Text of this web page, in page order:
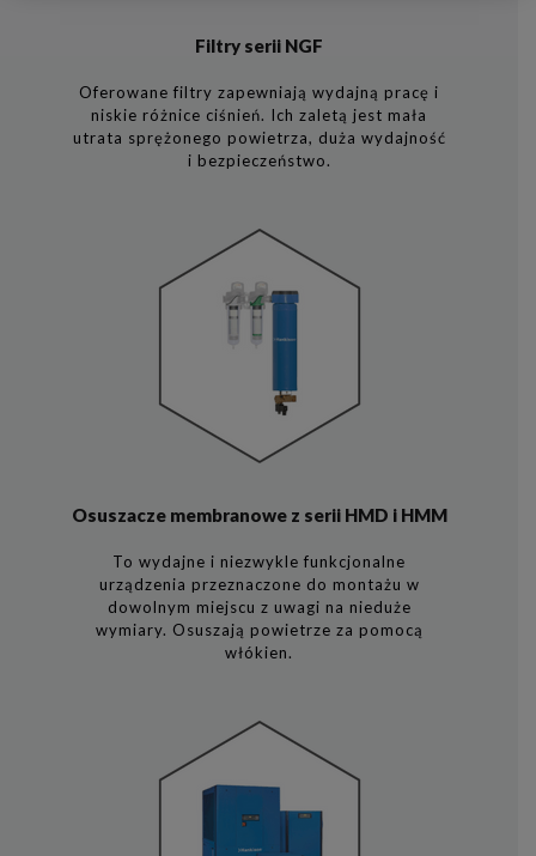
Filtry serii NGF
Oferowane filtry zapewniają wydajną pracę i
niskie różnice ciśnień. Ich zaletą jest mała
utrata sprężonego powietrza, duża wydajność
i bezpieczeństwo.
Osuszacze membranowe z serii HMD i HMM
To wydajne i niezwykle funkcjonalne
urządzenia przeznaczone do montażu w
dowolnym miejscu z uwagi na nieduże
wymiary. Osuszają powietrze za pomocą
włókien.